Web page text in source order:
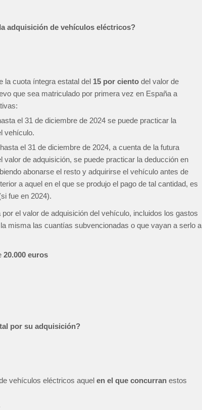
adquisición de vehículos eléctricos?
la cuota íntegra estatal del 15 por ciento del valor de
que sea matriculado por primera vez en España a
el 31 de diciembre de 2024 se puede practicar la
vehículo.
el 31 de diciembre de 2024, a cuenta de la futura
de adquisición, se puede practicar la deducción en
abonarse el resto y adquirirse el vehículo antes de
a aquel en el que se produjo el pago de tal cantidad, es
fue en 2024).
el valor de adquisición del vehículo, incluidos los gastos
misma las cuantías subvencionadas o que vayan a serlo a
20.000 euros
por su adquisición?
vehículos eléctricos aquel en el que concurran estos